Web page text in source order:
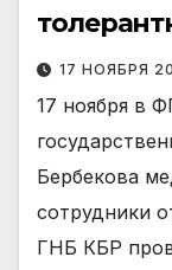
17 НОЯБРЯ
17 ноября в
Бербекова
сотрудники
ГНБ КБР